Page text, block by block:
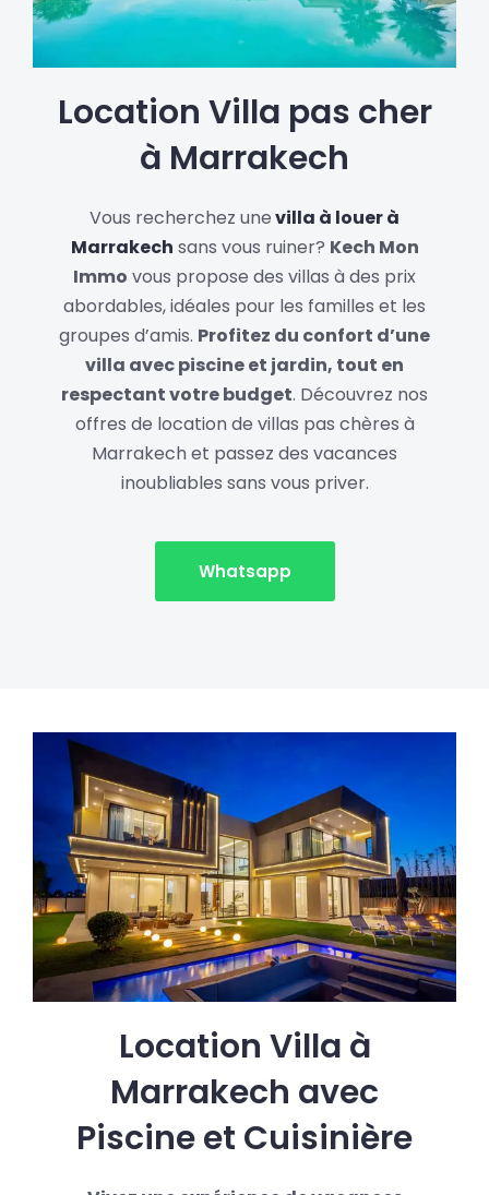
Location Villa pas cher
à Marrakech
Vous recherchez unevilla à louer à
Marrakech sans vous ruiner? Kech Mon
Immo vous propose des villas à des prix
abordables, idéales pour les familles et les
groupes d’amis. Profitez du confort d’une
villa avec piscine et jardin, tout en
respectant votre budget. Découvrez nos
offres de location de villas pas chères à
Marrakech et passez des vacances
inoubliables sans vous priver.
Whatsapp
Location Villa à
Marrakech avec
Piscine et Cuisinière